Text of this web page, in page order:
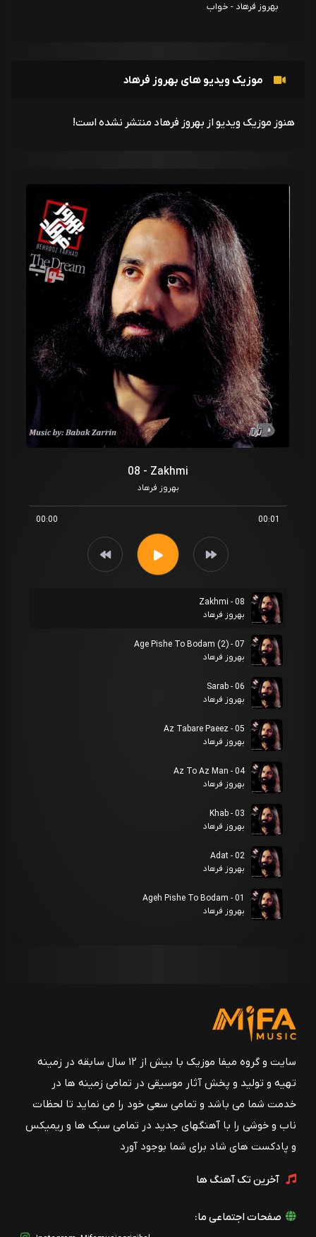
بهروز فرهاد - خواب
موزیک ویدیو های بهروز فرهاد
هنوز موزیک ویدیو از بهروز فرهاد منتشر نشده است!
08 - Zakhmi
بهروز فرهاد
00:00 00:01
08 - Zakhmi
بهروز فرهاد
07 - Age Pishe To Bodam (2)
بهروز فرهاد
06 - Sarab
بهروز فرهاد
05 - Az Tabare Paeez
بهروز فرهاد
04 - Az To Az Man
بهروز فرهاد
03 - Khab
بهروز فرهاد
02 - Adat
بهروز فرهاد
01 - Ageh Pishe To Bodam
بهروز فرهاد
سایت و گروه میفا موزیک با بیش از ۱۲ سال سابقه در زمینه
تهیه و تولید و پخش آثار موسیقی در تمامی زمینه ها در
خدمت شما می باشد و تمامی سعی خود را می نماید تا لحظات
ناب و خوشی را با آهنگهای جدید در تمامی سبک ها و ریمیکس
و پادکست های شاد برای شما بوجود آورد
آخرین تک آهنگ ها
صفحات اجتماعی ما: